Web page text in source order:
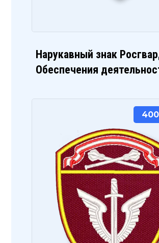
Нарукавный знак
Обеспечения